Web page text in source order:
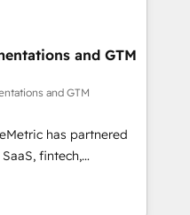
human insight
designs solutions
performance, and
•
2022 EMEA Impact
successful HubSpot
• Proprietary
team:
👉 Grow
and GTM
and GTM
has partnered
fintech,
industries. With
we deliver scalable